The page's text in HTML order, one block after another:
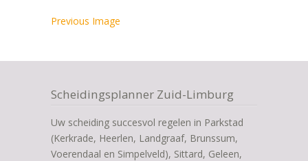
Previous Image
Scheidingsplanner Zuid-Limburg
Uw scheiding succesvol regelen in Parkstad
(Kerkrade, Heerlen, Landgraaf, Brunssum,
Voerendaal en Simpelveld), Sittard, Geleen,